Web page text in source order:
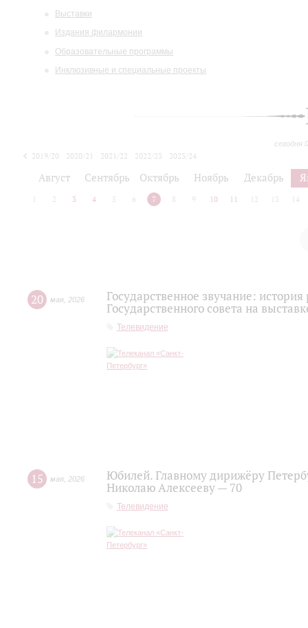
Выставки
Издания филармонии
Образовательные программы
Инклюзивные и специальные проекты
сегодня
2019/20 2020/21 2021/22 2022/23
2023/24
Август Сентябрь Октябрь Ноябрь Декабрь
2 3 4 5 6 7 8 9 10 11 12 13 14
20 мая 2026
Государственное звучание:
Государственного совета на
Телевидение
15 мая 2026
Юбилей. Главному дирижёру
Николаю Алексееву — 70
Телевидение